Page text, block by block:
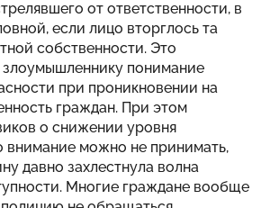
от ответственности, в
если лицо вторглось та
собственности. Это
понимание
при проникновении на
граждан. При этом
о снижении уровня
внимание можно не принимать,
давно захлестнула волна
Многие граждане вообще